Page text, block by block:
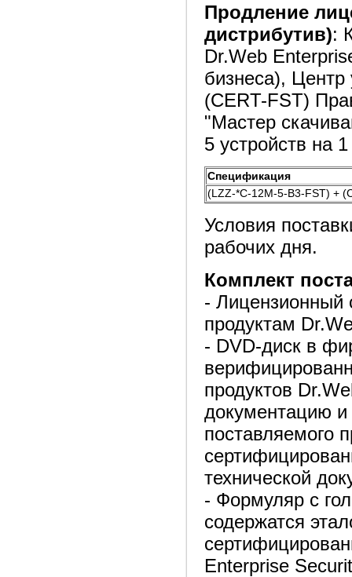
Продление
дистрибутив):
Dr.Web
бизнеса),
(CERT-FST)
"Мастер
5 устройств на
Спецификация
(LZZ-*C-12M-5-B3-FST) +
Условия
рабочих дня.
Комплект
- Лицензионный
продуктам
- DVD-диск в
продуктов
документацию
поставляемого
технической
- Формуляр с
содержатся
Enterprise